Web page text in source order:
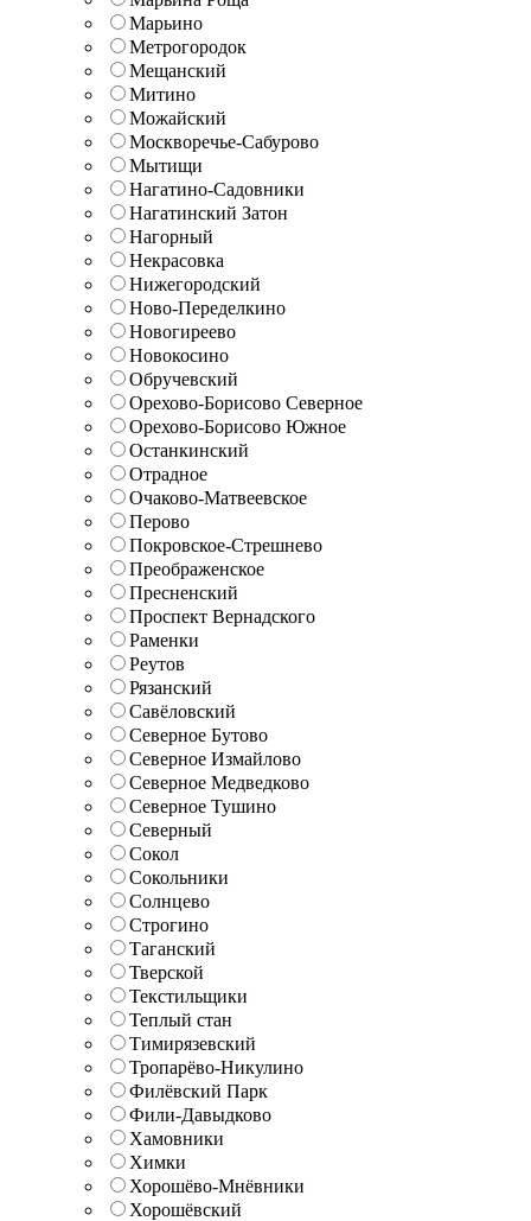
Марьино
Метрогородок
Мещанский
Митино
Можайский
Москворечье-Сабурово
Мытищи
Нагатино-Садовники
Нагатинский Затон
Нагорный
Некрасовка
Нижегородский
Ново-Переделкино
Новогиреево
Новокосино
Обручевский
Орехово-Борисово Северное
Орехово-Борисово Южное
Останкинский
Отрадное
Очаково-Матвеевское
Перово
Покровское-Стрешнево
Преображенское
Пресненский
Проспект Вернадского
Раменки
Реутов
Рязанский
Савёловский
Северное Бутово
Северное Измайлово
Северное Медведково
Северное Тушино
Северный
Сокол
Сокольники
Солнцево
Строгино
Таганский
Тверской
Текстильщики
Теплый стан
Тимирязевский
Тропарёво-Никулино
Филёвский Парк
Фили-Давыдково
Хамовники
Химки
Хорошёво-Мнёвники
Хорошёвский